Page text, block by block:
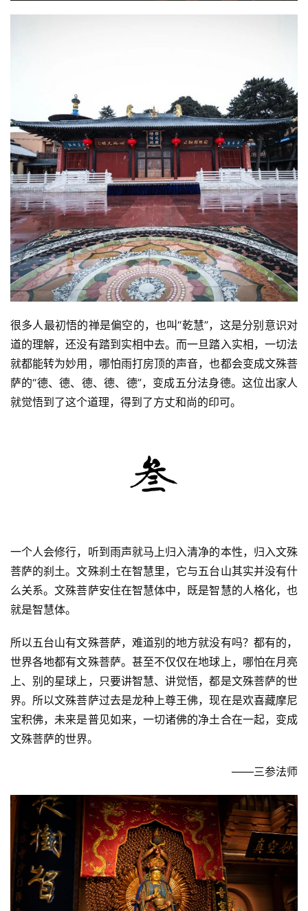
佛
教
人
物
寺
院
巡
礼
视
纪
录
佛
免
责
声
登录 注册
很多人最初悟的禅是偏空的，也叫“乾慧”，这是分别意识对
道的理解，还没有踏到实相中去。而一旦踏入实相，一切法
就都能转为妙用，哪怕雨打房顶的声音，也都会变成文殊菩
萨的“德、德、德、德、德”，变成五分法身德。这位出家人
就觉悟到了这个道理，得到了方丈和尚的印可。
一个人会修行，听到雨声就马上归入清净的本性，归入文殊
菩萨的刹土。文殊刹土在智慧里，它与五台山其实并没有什
么关系。文殊菩萨安住在智慧体中，既是智慧的人格化，也
就是智慧体。
所以五台山有文殊菩萨，难道别的地方就没有吗？都有的，
世界各地都有文殊菩萨。甚至不仅仅在地球上，哪怕在月亮
上、别的星球上，只要讲智慧、讲觉悟，都是文殊菩萨的世
界。所以文殊菩萨过去是龙种上尊王佛，现在是欢喜藏摩尼
宝积佛，未来是普见如来，一切诸佛的净土合在一起，变成
文殊菩萨的世界。
——三参法师